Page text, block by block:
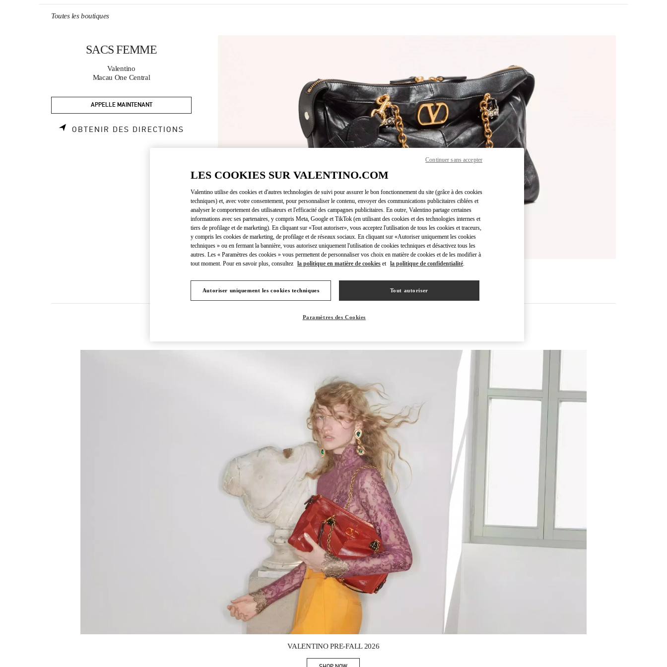
Toutes les boutiques
SACS FEMME
Valentino
Macau One Central
APPELLE MAINTENANT
OBTENIR DES DIRECTIONS
Link Opens in New Tab
VALENTINO PRE-FALL 2026
LES COOKIES SUR VALENTINO.COM
Valentino utilise des cookies et d'autres technologies de suivi pour assurer le bon fonctionnement du site (grâce à des cookies
techniques) et, avec votre consentement, pour personnaliser le contenu, envoyer des communications publicitaires ciblées et
analyser le comportement des utilisateurs et l'efficacité des campagnes publicitaires. En outre, Valentino partage certaines
informations avec ses partenaires, y compris Meta, Google et TikTok (en utilisant des cookies et des technologies internes et
tiers de profilage et de marketing). En cliquant sur «Tout autoriser», vous acceptez l'utilisation de tous les cookies et traceurs,
y compris les cookies de marketing, de profilage et de réseaux sociaux. En cliquant sur «Autoriser uniquement les cookies
techniques » ou en fermant la bannière, vous autorisez uniquement l'utilisation de cookies techniques et désactivez tous les
autres. Les « Paramètres des cookies » vous permettent de personnaliser vos choix en matière de cookies et de les modifier à
tout moment. Pour en savoir plus, consultez la politique en matière de cookies et la politique de confidentialité
Autoriser uniquement les cookies techniques Tout autoriser
Paramètres des Cookies
Continuer sans accepter